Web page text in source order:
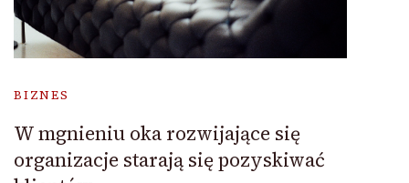
BIZNES
W mgnieniu oka rozwijające się
organizacje starają się pozyskiwać